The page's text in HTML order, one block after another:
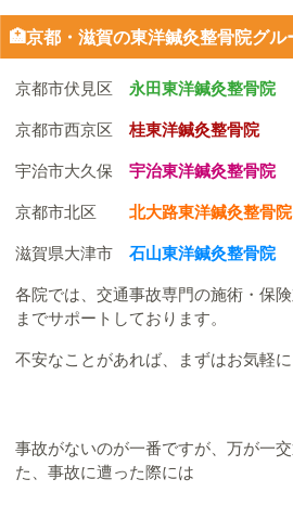
🏥京都・滋賀の東洋鍼灸整骨院グル
京都市伏見区 永田東洋鍼灸整骨院
京都市西京区 桂東洋鍼灸整骨院
宇治市大久保 宇治東洋鍼灸整骨院
京都市北区 北大路東洋鍼灸整骨院
滋賀県大津市 石山東洋鍼灸整骨院
各院では、交通事故専門の施術・保
までサポートしております。
不安なことがあれば、まずはお気軽に
事故がないのが一番ですが、万が一
た、事故に遭った際には